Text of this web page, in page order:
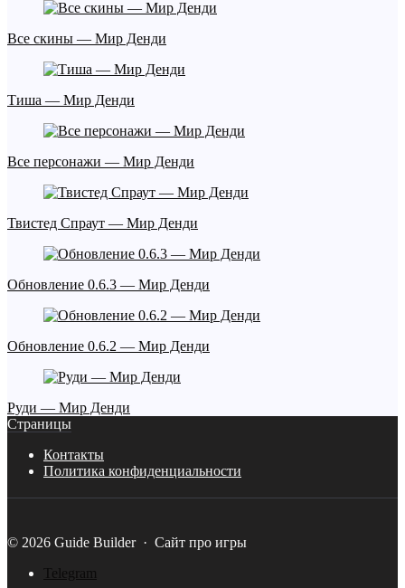
Все скины — Мир Денди
Тиша — Мир Денди
Все персонажи — Мир Денди
Твистед Спраут — Мир Денди
Обновление 0.6.3 — Мир Денди
Обновление 0.6.2 — Мир Денди
Руди — Мир Денди
Страницы
Контакты
Политика конфиденциальности
© 2026 Guide Builder· Сайт про игры
Telegram